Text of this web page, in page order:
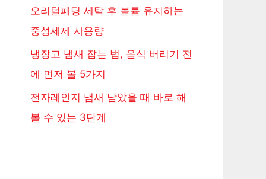
오리털패딩 세탁 후 볼륨 유지하는
중성세제 사용량
냉장고 냄새 잡는 법, 음식 버리기 전
에 먼저 볼 5가지
전자레인지 냄새 남았을 때 바로 해
볼 수 있는 3단계